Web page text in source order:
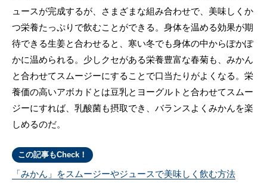
ュースが完成するが、さまざまな組み合わせで、美味しくか
つ栄養たっぷりで飲むことができる。身体を温める効果が期
待できる生姜と合わせると、寒い冬でも身体の中からぽかぽ
かに温められる。少しクセがある栄養豊富な春菊も、みかん
と合わせてスムージーにすることで口当たりがよくなる。栄
養価の高いアボカドとは豆乳とヨーグルトと合わせてスムー
ジーにすれば、乳酸菌も摂取でき、バランスよくみかんを楽
しめるのだ。
この記事もCheck！
「みかん」をスムージーやジュースで美味しく飲む方法